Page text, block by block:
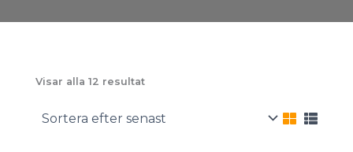
Visar alla 12 resultatSortera